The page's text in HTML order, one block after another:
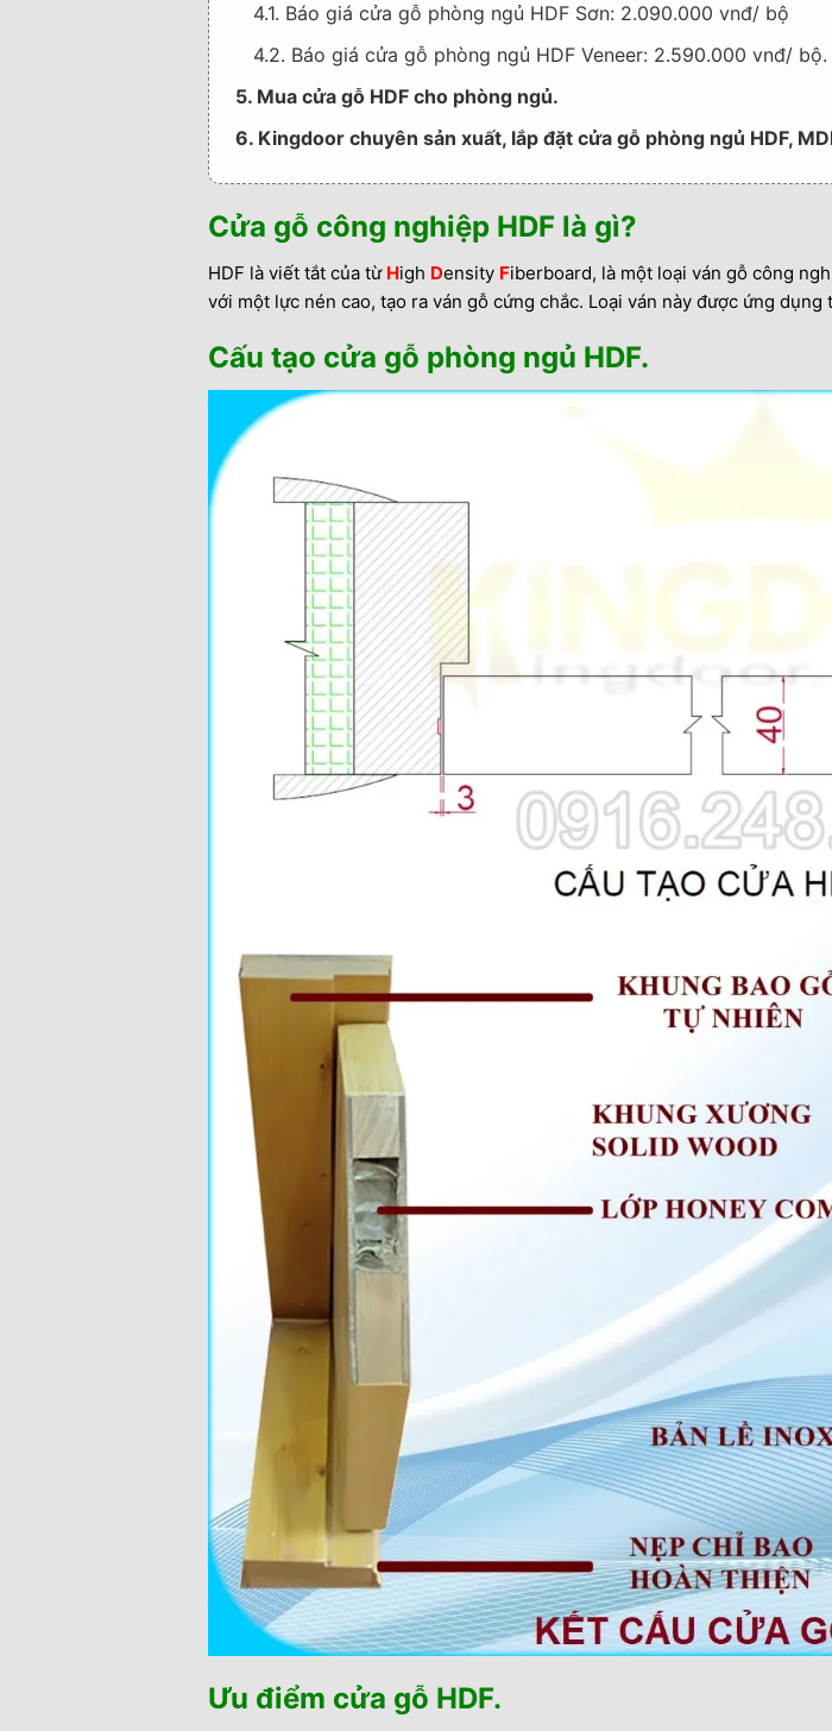
4.1. Báo giá cửa gỗ phòng ngủ HDF Sơn: 2.090.000 vnđ/ bộ
4.2. Báo giá cửa gỗ phòng ngủ HDF Veneer: 2.590.000 vnđ/ bộ.
5. Mua cửa gỗ HDF cho phòng ngủ.
6. Kingdoor chuyên sản xuất, lắp đặt cửa gỗ phòng ngủ HDF,
Cửa gỗ công nghiệp HDF là gì?
HDF là viết tắt của từ High Density Fiberboard, là một loại ván gỗ công
với một lực nén cao, tạo ra ván gỗ cứng chắc. Loại ván này được ứng
Cấu tạo cửa gỗ phòng ngủ HDF.
Ưu điểm cửa gỗ HDF.